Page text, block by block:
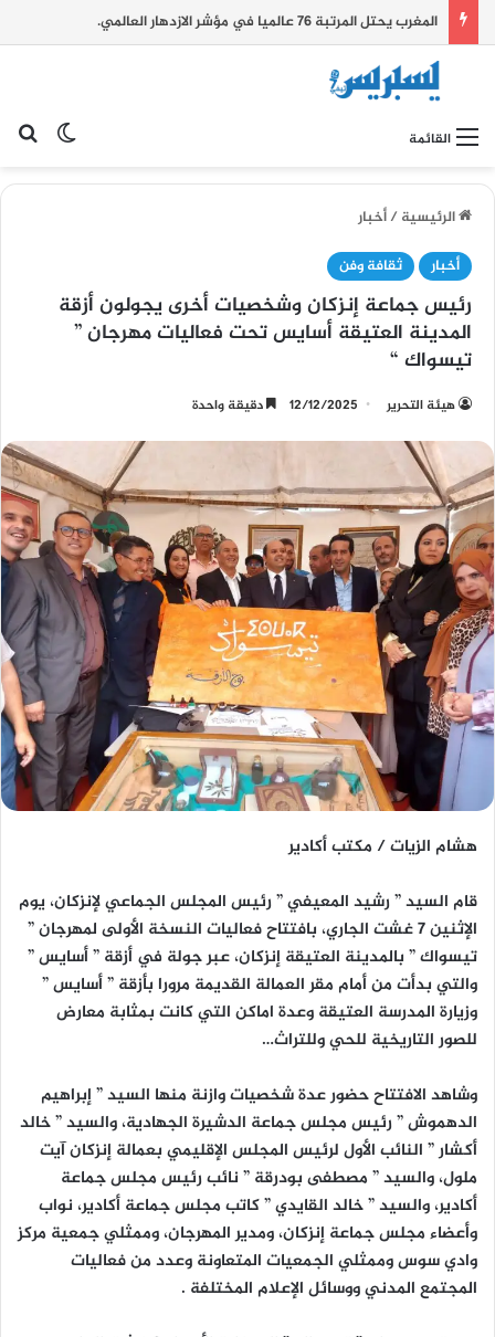
المغرب يحتل المرتبة 76 عالميا في مؤشر الازدهار العالمي.
القائمة
الرئيسية/أخبار
أخبار
ثقافة وفن
رئيس جماعة إنزكان وشخصيات أخرى يجولون أزقة
المدينة العتيقة أسايس تحت فعاليات مهرجان ”
تيسواك “
هيئة التحرير 12/12/2025 دقيقة واحدة
هشام الزيات / مكتب أكادير
قام السيد ” رشيد المعيفي ” رئيس المجلس الجماعي لإنزكان، يوم
الإثنين 7 غشت الجاري، بافتتاح فعاليات النسخة الأولى لمهرجان ”
تيسواك ” بالمدينة العتيقة إنزكان، عبر جولة في أزقة ” أسايس ”
والتي بدأت من أمام مقر العمالة القديمة مرورا بأزقة ” أسايس ”
وزيارة المدرسة العتيقة وعدة اماكن التي كانت بمثابة معارض
للصور التاريخية للحي وللتراث…
وشاهد الافتتاح حضور عدة شخصيات وازنة منها السيد ” إبراهيم
الدهموش ” رئيس مجلس جماعة الدشيرة الجهادية، والسيد ” خالد
أكشار ” النائب الأول لرئيس المجلس الإقليمي بعمالة إنزكان آيت
ملول، والسيد ” مصطفى بودرقة ” نائب رئيس مجلس جماعة
أكادير، والسيد ” خالد القايدي ” كاتب مجلس جماعة أكادير، نواب
وأعضاء مجلس جماعة إنزكان، ومدير المهرجان، وممثلي جمعية مركز
وادي سوس وممثلي الجمعيات المتعاونة وعدد من فعاليات
المجتمع المدني ووسائل الإعلام المختلفة .